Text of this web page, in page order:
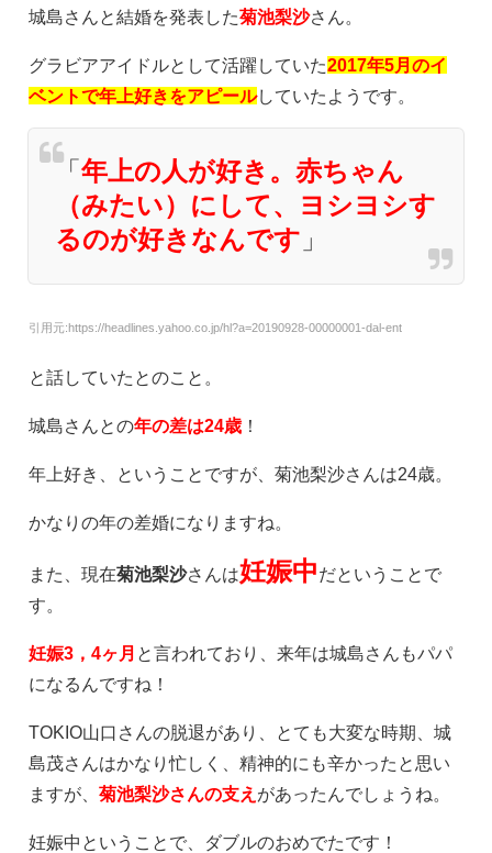
城島さんと結婚を発表した菊池梨沙さん。
グラビアアイドルとして活躍していた2017年5月のイ
ベントで年上好きをアピールしていたようです。
「 年上の人が好き。赤ちゃん
（みたい）にして、ヨシヨシす
るのが好きなんです 」
引用元:https://headlines.yahoo.co.jp/hl?a=20190928-00000001-dal-ent
と話していたとのこと。
城島さんとの年の差は24歳 ！
年上好き、ということですが、菊池梨沙さんは24歳。
かなりの年の差婚になりますね。
また、現在菊池梨沙さんは妊娠中だということで
す。
妊娠3，4ヶ月 と言われており、来年は城島さんもパパ
になるんですね！
TOKIO山口さんの脱退があり、とても大変な時期、城
島茂さんはかなり忙しく、精神的にも辛かったと思い
ますが、 菊池梨沙さんの支え があったんでしょうね。
妊娠中ということで、ダブルのおめでたです！